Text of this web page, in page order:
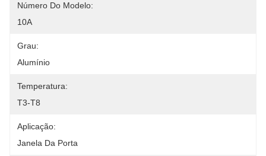
Número Do Modelo:
10A
Grau:
Alumínio
Temperatura:
T3-T8
Aplicação:
Janela Da Porta